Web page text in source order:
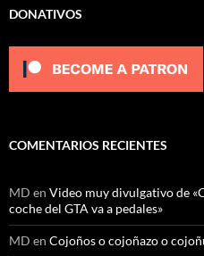
DONATIVOS
COMENTARIOS RECIENTES
MD en Video muy divulgativo de
coche del GTA va a pedales»
MD en Cojoños o cojoñazo o